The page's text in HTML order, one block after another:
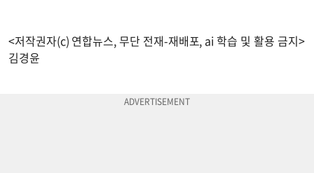
<저작권자(c) 연합뉴스, 무단 전재-재배포, ai 학습 및 활용 금지>
김경윤